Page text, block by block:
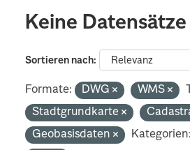
Keine
Sortieren nach
Formate: DWG WMS
Stadtgrundkarte
Geobasisdaten
Kategorien: